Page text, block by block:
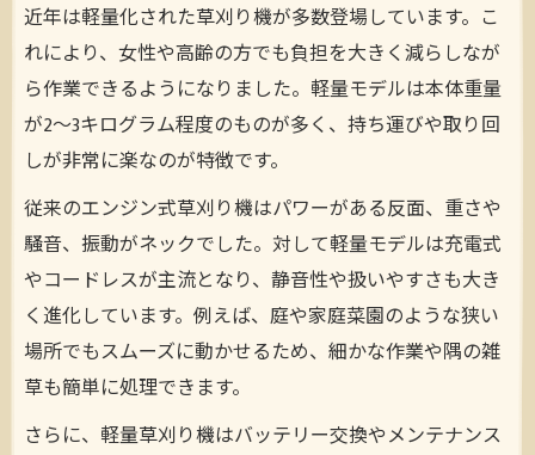
近年は軽量化された草刈り機が多数登場しています。こ
れにより、女性や高齢の方でも負担を大きく減らしなが
ら作業できるようになりました。軽量モデルは本体重量
が2〜3キログラム程度のものが多く、持ち運びや取り回
しが非常に楽なのが特徴です。
従来のエンジン式草刈り機はパワーがある反面、重さや
騒音、振動がネックでした。対して軽量モデルは充電式
やコードレスが主流となり、静音性や扱いやすさも大き
く進化しています。例えば、庭や家庭菜園のような狭い
場所でもスムーズに動かせるため、細かな作業や隅の雑
草も簡単に処理できます。
さらに、軽量草刈り機はバッテリー交換やメンテナンス